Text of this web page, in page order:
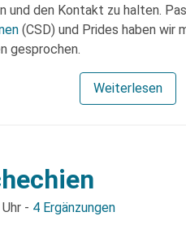
und den Kontakt zu halten.
(CSD) und Prides haben wir
gesprochen.
Weiterlesen
- 4 Ergänzungen